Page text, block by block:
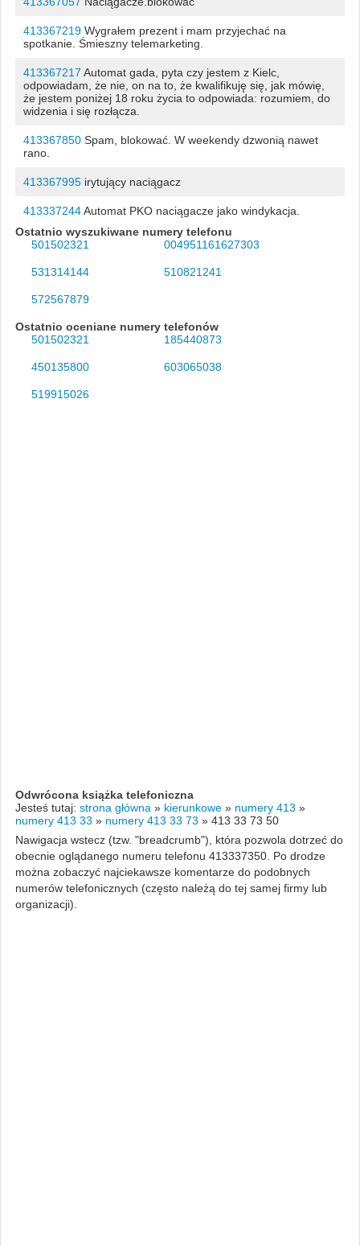
413367219Wygrałem prezent i mam przyjechać na
spotkanie. Śmieszny telemarketing.
413367217 Automat gada, pyta czy jestem z Kielc,
odpowiadam, że nie, on na to, że kwalifikuję się, jak mówię,
że jestem poniżej 18 roku życia to odpowiada: rozumiem, do
widzenia i się rozłącza.
413367850Spam, blokować. W weekendy dzwonią nawet
rano.
413367995irytujący naciągacz
413337244Automat PKO naciągacze jako windykacja.
Ostatnio wyszukiwane numery telefonu
501502321
004951161627303
531314144 510821241
572567879
Ostatnio oceniane numery telefonów
501502321
185440873
450135800 603065038
519915026
Odwrócona książka telefoniczna
Jesteś tutaj: strona główna » kierunkowe » numery 413 »
numery 413 33 » numery 413 33 73 » 413 33 73 50
Nawigacja wstecz (tzw. "breadcrumb"), która pozwola dotrzeć do
obecnie oglądanego numeru telefonu 413337350. Po drodze
można zobaczyć najciekawsze komentarze do podobnych
numerów telefonicznych (często należą do tej samej firmy lub
organizacji).